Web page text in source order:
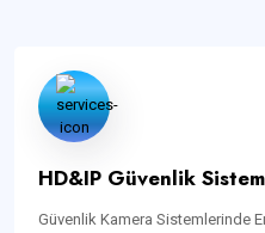
HD&IP Güvenlik
Güvenlik Kamera Sistemlerinde